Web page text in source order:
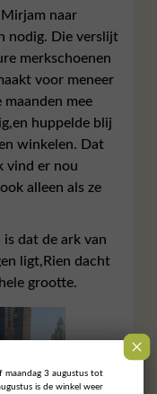
naar
nodig. Die verslijt
merkschoenen
voor meneer
mee
huppelde blij
winkelen. Dat
vind er nou
alleen als ze
dat de ark van
ligt,Rien dacht
grootte.
maandag 3 augustus tot
is de winkel weer